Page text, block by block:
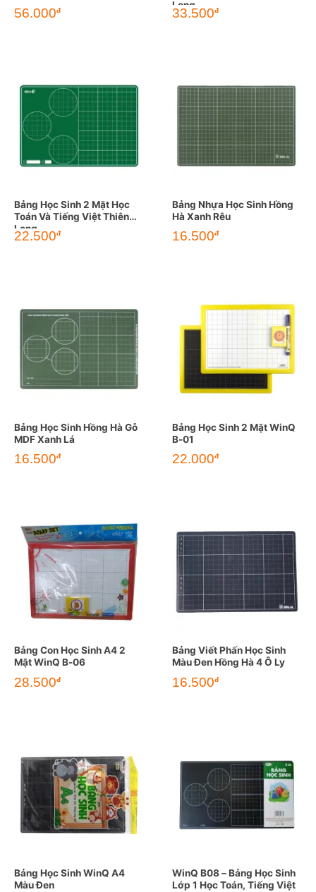
56.000đ Long
33.500đ
Bảng Học Sinh 2 Mặt Học
Toán Và Tiếng Việt Thiên
Long
22.500đ
Bảng Nhựa Học Sinh Hồng
Hà Xanh Rêu
16.500đ
Bảng Học Sinh Hồng Hà Gỗ
MDF Xanh Lá
16.500đ
Bảng Học Sinh 2 Mặt WinQ
B-01
22.000đ
Bảng Con Học Sinh A4 2
Mặt WinQ B-06
28.500đ
Bảng Viết Phấn Học Sinh
Màu Đen Hồng Hà 4 Ô Ly
16.500đ
Bảng Học Sinh WinQ A4
Màu Đen
WinQ B08 – Bảng Học Sinh
Lớp 1 Học Toán, Tiếng Việt